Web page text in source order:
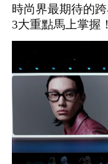
時尚界最期待的
3大重點馬上掌握！